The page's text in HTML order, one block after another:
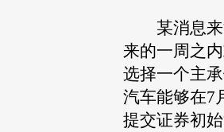
某消息来
来的一周之
选择一个主
汽车能够在7
提交证券初